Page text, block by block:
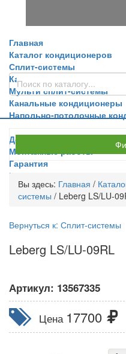
Главная
Каталог кондиционеров
Сплит-системы
Кассетные кондиционеры
Мульти сплит-системы
Канальные кондиционеры
Напольно-потолочные
Доставка и оплата
Монтажные работы
Гарантия
Контакты
Вы здесь: Главная /
системы / Leberg LS/LU-
Вернуться к: Сплит-системы
Leberg LS/LU-09RL
Артикул: 13567335
Цена 17700